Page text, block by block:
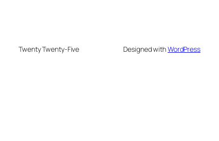
Twenty Twenty-Five Designed withWordPress